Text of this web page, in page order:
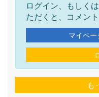
ログイン、もしく
ただくと、コメント
マイペー
も